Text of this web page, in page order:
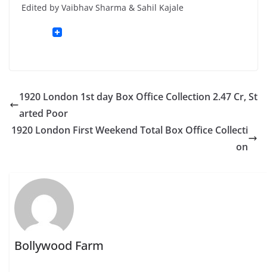
Edited by Vaibhav Sharma & Sahil Kajale
1920 London 1st day Box Office Collection 2.47 Cr, St
arted Poor
1920 London First Weekend Total Box Office Collecti
on
Bollywood Farm